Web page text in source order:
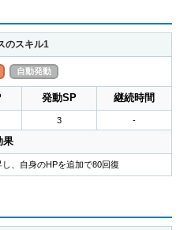
のスキル1
自動発動
発動SP 継続時間
3 -
果
、自身のHPを追加で80回復